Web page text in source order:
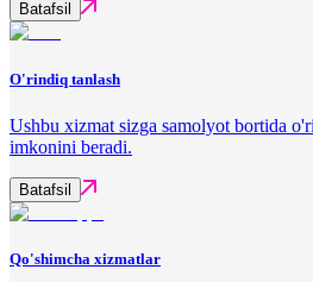
Batafsil
O'rindiq tanlash
Ushbu xizmat sizga samolyot bortida
imkonini beradi.
Batafsil
Qo'shimcha xizmatlar